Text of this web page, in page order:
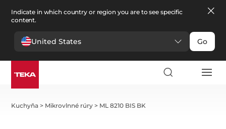
Indicate in which country or region you are to see specific
content.
United States Go
Kuchyňa > Mikrovlnné rúry > ML 8210 BIS BK